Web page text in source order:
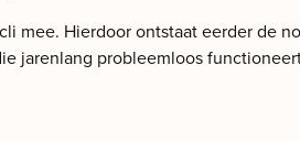
Hierdoor ontstaat eerder de
jarenlang probleemloos